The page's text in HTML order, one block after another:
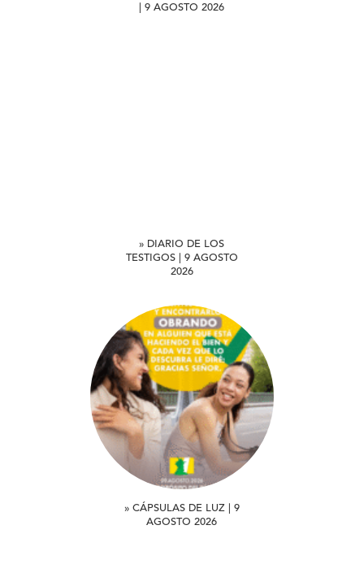
| 9 AGOSTO 2026
» DIARIO DE LOS
TESTIGOS | 9 AGOSTO
2026
» CÁPSULAS DE LUZ | 9
AGOSTO 2026